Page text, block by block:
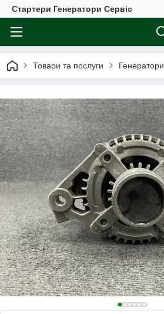
Стартери Генератори Сервіс
Товари та послуги Генератори